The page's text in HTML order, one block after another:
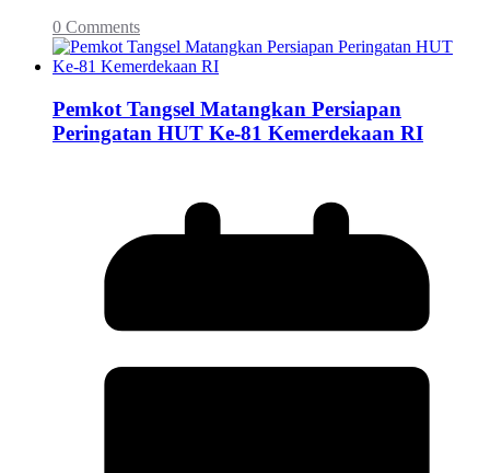
0 Comments
Pemkot Tangsel Matangkan Persiapan
Peringatan HUT Ke-81 Kemerdekaan RI